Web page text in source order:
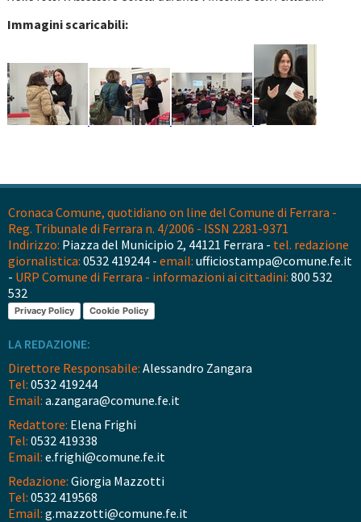
Immagini scaricabili:
Cronaca Comune, quotidiano on line del Comune di Ferrara -
Reg. Tribunale di Ferrara n. 4/2006 - ISSN 2281-9371
Indirizzo: Piazza del Municipio 2, 44121 Ferrara - tel. redazione
giornalistica: 0532 419244 - email: ufficiostampa@comune.fe.it
- URP Comune di Ferrara - informazioni ai cittadini: 800 532
532
Privacy Policy Cookie Policy
LA REDAZIONE:
Direttore Responsabile: Alessandro Zangara
Tel: 0532 419244
Email: a.zangara@comune.fe.it
Redattore: Elena Frighi
Tel: 0532 419338
Email: e.frighi@comune.fe.it
Redazione: Giorgia Mazzotti
Tel: 0532 419568
Email: g.mazzotti@comune.fe.it